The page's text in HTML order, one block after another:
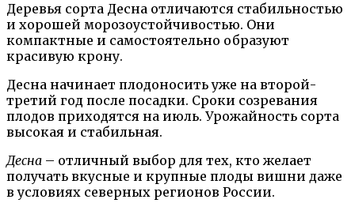
Деревья сорта Десна отличаются стабильностью
и хорошей морозоустойчивостью. Они
компактные и самостоятельно образуют
красивую крону.
Десна начинает плодоносить уже на второй-
третий год после посадки. Сроки созревания
плодов приходятся на июль. Урожайность сорта
высокая и стабильная.
Десна – отличный выбор для тех, кто желает
получать вкусные и крупные плоды вишни даже
в условиях северных регионов России.